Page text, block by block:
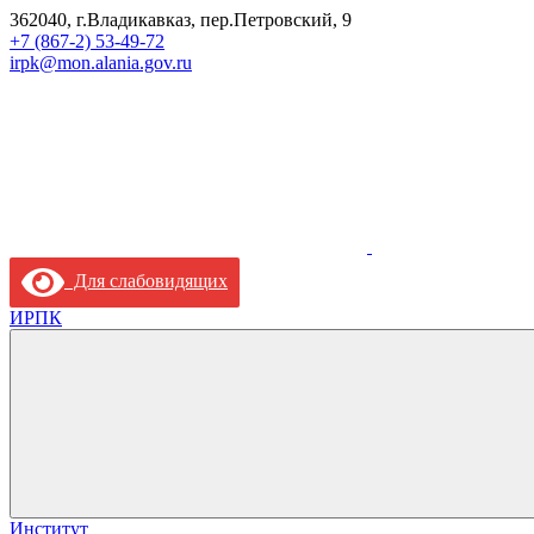
362040, г.Владикавказ, пер.Петровский, 9
+7 (867-2) 53-49-72
irpk@mon.alania.gov.ru
Для слабовидящих
ИРПК
Институт